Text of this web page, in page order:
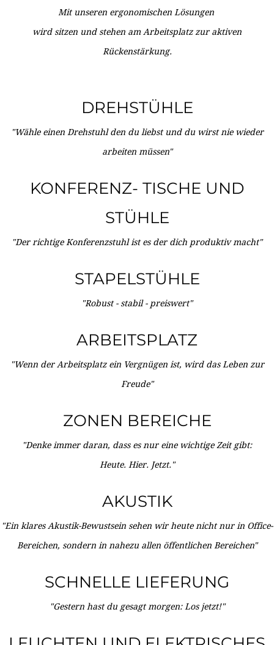
Mit unseren ergonomischen Lösungen
wird sitzen und stehen am Arbeitsplatz zur aktiven
Rückenstärkung.
DREHSTÜHLE
"Wähle einen Drehstuhl den du liebst und du wirst nie wieder
arbeiten müssen"
KONFERENZ- TISCHE UND
STÜHLE
"Der richtige Konferenzstuhl ist es der dich produktiv macht"
STAPELSTÜHLE
"Robust - stabil - preiswert"
ARBEITSPLATZ
"Wenn der Arbeitsplatz ein Vergnügen ist, wird das Leben zur
Freude"
ZONEN BEREICHE
"Denke immer daran, dass es nur eine wichtige Zeit gibt:
Heute. Hier. Jetzt."
AKUSTIK
"Ein klares Akustik-Bewustsein sehen wir heute nicht nur in Office-
Bereichen, sondern in nahezu allen öffentlichen Bereichen"
SCHNELLE LIEFERUNG
"Gestern hast du gesagt morgen: Los jetzt!"